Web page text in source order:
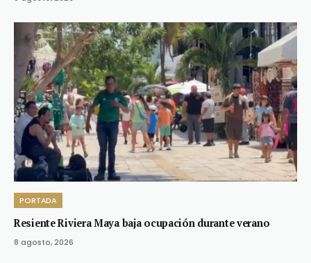
PORTADA
Resiente Riviera Maya baja ocupación durante verano
8 agosto, 2026